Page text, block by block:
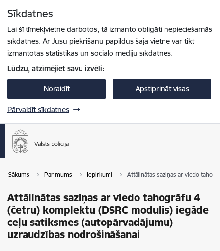
Sīkdatnes
Lai šī tīmekļvietne darbotos, tā izmanto obligāti nepieciešamās
sīkdatnes. Ar Jūsu piekrišanu papildus šajā vietnē var tikt
izmantotas statistikas un sociālo mediju sīkdatnes.
Lūdzu, atzīmējiet savu izvēli:
Noraidīt Apstiprināt visas
Pārvaldīt sīkdatnes
Sākums Par mums Iepirkumi Attālinātas saziņas ar viedo
Attālinātas saziņas ar viedo tahogrāfu 4
(četru) komplektu (DSRC modulis) iegāde
ceļu satiksmes (autopārvadājumu)
uzraudzības nodrošināšanai